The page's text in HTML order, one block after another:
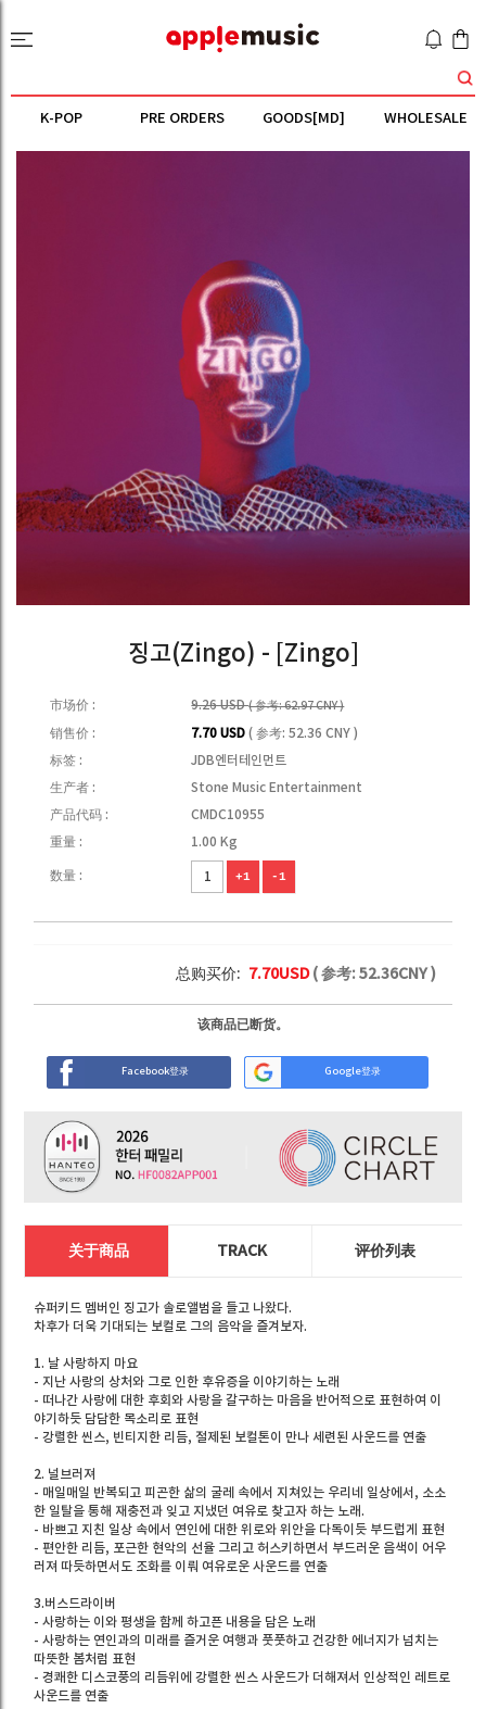
K-POP PRE ORDERS GOODS[MD] WHOLESALE
징고(Zingo) - [Zingo]
市场价 : 9.26 USD( 参考: 62.97 CNY )
销售价 : 7.70 USD( 参考: 52.36 CNY )
标签 :
JDB엔터테인먼트
生产者 :
Stone Music Entertainment
产品代码 :
CMDC10955
重量 :
1.00 Kg
数量 : +1 -1
总购买价: 7.70USD( 参考:52.36CNY )
该商品已断货。
Facebook登录 Google登录
关于商品 TRACK 评价列表
슈퍼키드 멤버인 징고가 솔로앨범을 들고 나왔다.
차후가 더욱 기대되는 보컬로 그의 음악을 즐겨보자.
1. 날 사랑하지 마요
- 지난 사랑의 상처와 그로 인한 후유증을 이야기하는 노래
- 떠나간 사랑에 대한 후회와 사랑을 갈구하는 마음을 반어적으로 표현하여 이
야기하듯 담담한 목소리로 표현
- 강렬한 씬스, 빈티지한 리듬, 절제된 보컬톤이 만나 세련된 사운드를 연출
2. 널브러져
- 매일매일 반복되고 피곤한 삶의 굴레 속에서 지쳐있는 우리네 일상에서, 소소
한 일탈을 통해 재충전과 잊고 지냈던 여유로 찾고자 하는 노래.
- 바쁘고 지친 일상 속에서 연인에 대한 위로와 위안을 다독이듯 부드럽게 표현
- 편안한 리듬, 포근한 현악의 선율 그리고 허스키하면서 부드러운 음색이 어우
러져 따듯하면서도 조화를 이뤄 여유로운 사운드를 연출
3.버스드라이버
- 사랑하는 이와 평생을 함께 하고픈 내용을 담은 노래
- 사랑하는 연인과의 미래를 즐거운 여행과 풋풋하고 건강한 에너지가 넘치는
따뜻한 봄처럼 표현
- 경쾌한 디스코풍의 리듬위에 강렬한 씬스 사운드가 더해져서 인상적인 레트로
사운드를 연출